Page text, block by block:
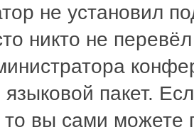
не установил
никто не
пакет.
то вы сами можете